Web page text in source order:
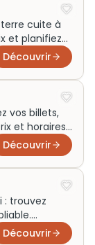
cuite à
et planifiez
Découvrir
vos billets,
et horaires
Découvrir
: trouvez
Découvrir